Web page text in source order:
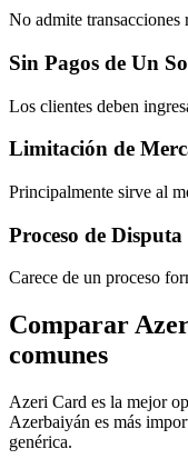
No admite transacciones
Sin Pagos de Un
Los clientes deben
Limitación de
Principalmente sirve al
Proceso de Disputa
Carece de un proceso
Comparar
comunes
Azeri Card es la mejor
Azerbaiyán es más
genérica.